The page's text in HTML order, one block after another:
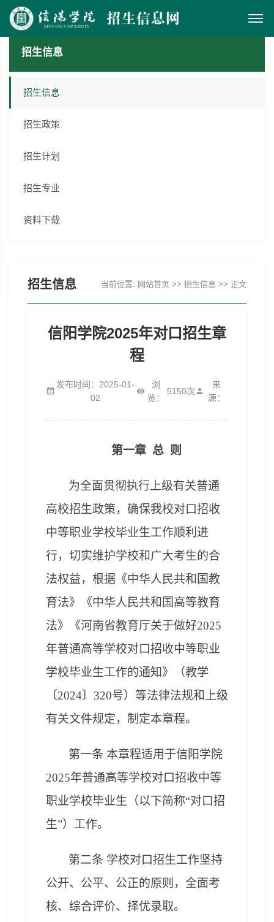
招生信息
招生信息
招生政策
招生计划
招生专业
资料下载
招生信息 当前位置: 网站首页 >> 招生信息 >> 正文
信阳学院2025年对口招生章
程
发布时间：2025-01-
02
浏
览：
5150次
来
源：
第一章 总 则
为全面贯彻执行上级有关普通
高校招生政策，确保我校对口招收
中等职业学校毕业生工作顺利进
行，切实维护学校和广大考生的合
法权益，根据《中华人民共和国教
育法》《中华人民共和国高等教育
法》《河南省教育厅关于做好2025
年普通高等学校对口招收中等职业
学校毕业生工作的通知》（教学
〔2024〕 320号）等法律法规和上级
有关文件规定，制定本章程。
第一条 本章程适用于信阳学院
2025年普通高等学校对口招收中等
职业学校毕业生 （以下简称“对口招
生”）工作。
第二条 学校对口招生工作坚持
公开、公平、公正的原则，全面考
核、综合评价、择优录取。